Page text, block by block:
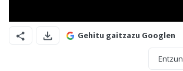
Gehitu gaitzazu Googlen
Entzun